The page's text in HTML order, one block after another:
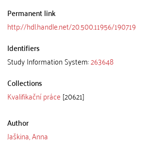
Permanent link
http://hdl.handle.net/20.500.11956/190719
Identifiers
Study Information System:263648
Collections
Kvalifikační práce [20621]
Author
Jaškina, Anna